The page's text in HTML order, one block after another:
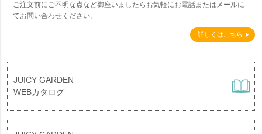
ご注文前にご不明な点など御座いましたらお気軽にお電話またはメールに
てお問い合わせください。
詳しくはこちら
JUICY GARDEN
WEBカタログ